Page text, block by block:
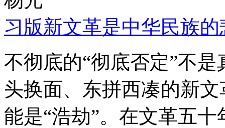
习版新文革是中华民族的
不彻底的“彻底否定”不
头换面、东拼西凑的新
能是“浩劫”。在文革五